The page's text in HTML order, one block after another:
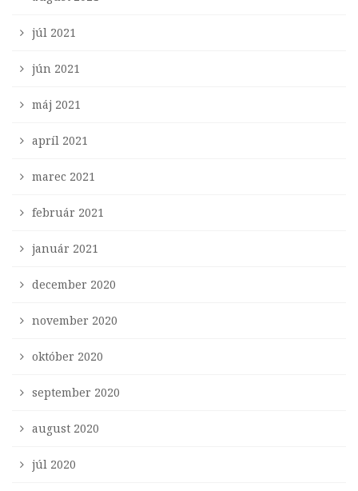
júl 2021
jún 2021
máj 2021
apríl 2021
marec 2021
február 2021
január 2021
december 2020
november 2020
október 2020
september 2020
august 2020
júl 2020